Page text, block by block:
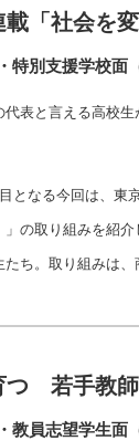
載「社会を
特別支援学校面
代表と言える高校
となる今回は、東
」の取り組みを紹
たち。取り組みは、
つ 若手教
教員志望学生面